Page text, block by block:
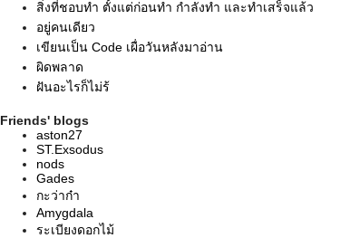
สิ่งที่ชอบทำ ตั้งแต่ก่อนทำ กำลังทำ และทำเสร็จแล้ว
อยู่คนเดียว
เขียนเป็น Code เผื่อวันหลังมาอ่าน
ผิดพลาด
ฝันอะไรก็ไม่รู้
อยู่ๆ ก็จะแนะนำตัวเองซะงั้น
คู่บุญบารมี
ความย้อนแย้ง
ยังคอยนะ
กลับไม่ได้ ไปไม่ถึง
อาจจะพอก่อน
Friends' blogs
aston27
ST.Exsodus
nods
Gades
กะว่าก๋า
Amygdala
ระเบียงดอกไม้